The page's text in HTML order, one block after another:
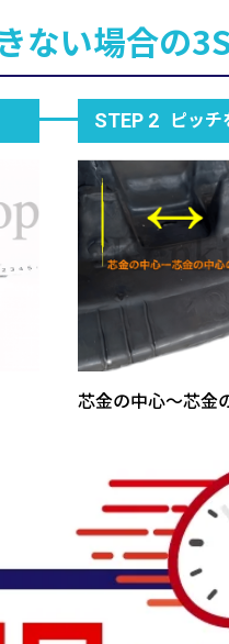
ない場合の
STEP 2 ピッチ
芯金の中心～芯金